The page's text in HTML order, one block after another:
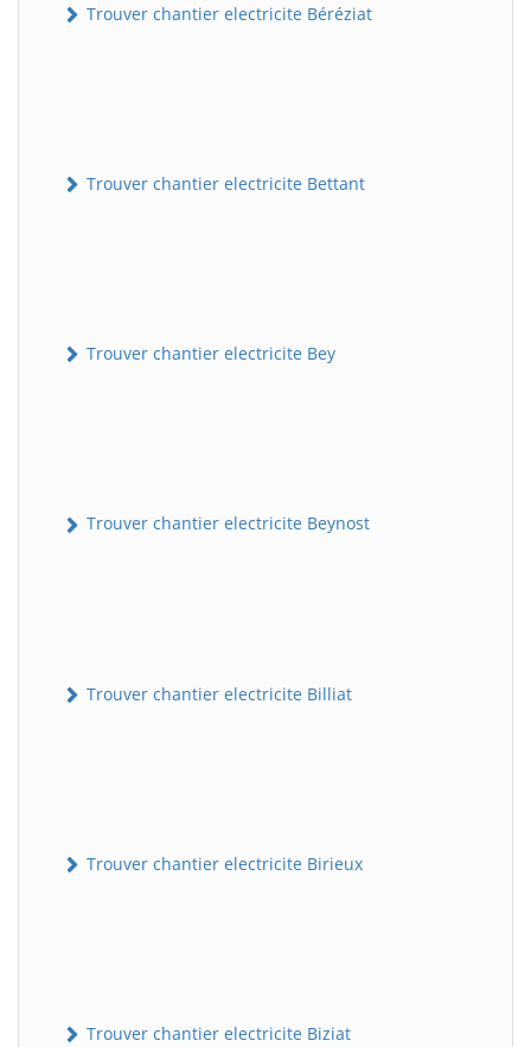
Trouver chantier electricite Béréziat
Trouver chantier electricite Bettant
Trouver chantier electricite Bey
Trouver chantier electricite Beynost
Trouver chantier electricite Billiat
Trouver chantier electricite Birieux
Trouver chantier electricite Biziat